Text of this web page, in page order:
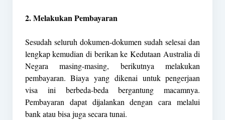
2. Melakukan Pembayaran
Sesudah seluruh dokumen-dokumen sudah selesai dan
lengkap kemudian di berikan ke Kedutaan Australia di
Negara masing-masing, berikutnya melakukan
pembayaran. Biaya yang dikenai untuk pengerjaan
visa ini berbeda-beda bergantung macamnya.
Pembayaran dapat dijalankan dengan cara melalui
bank atau bisa juga secara tunai.